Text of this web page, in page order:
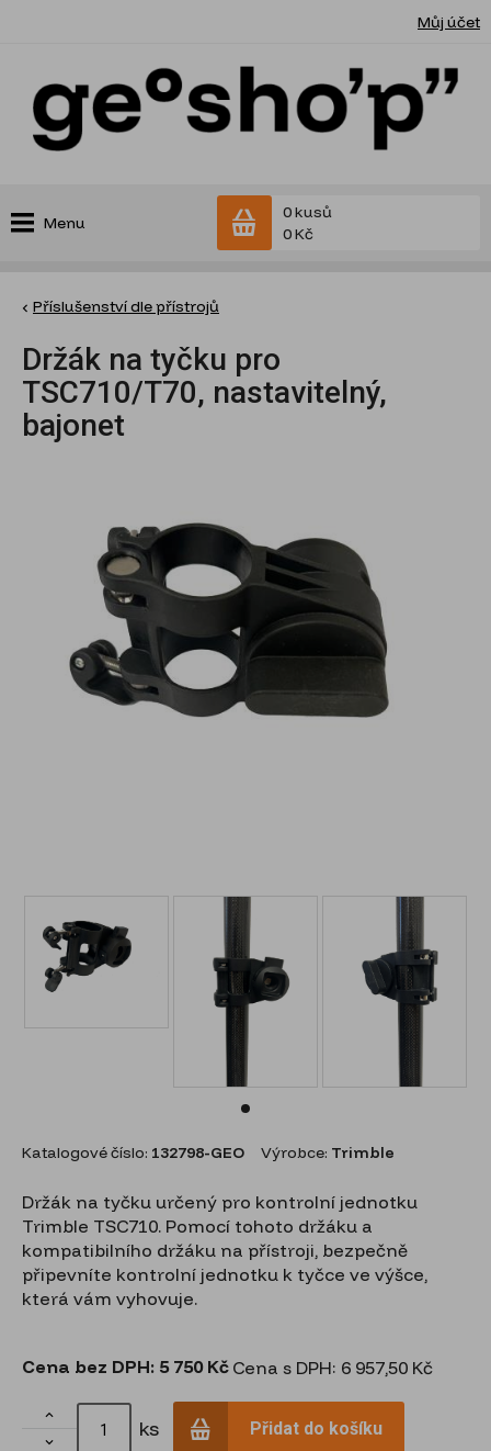
Můj účet
Menu
0 kusů
0 Kč
Příslušenství dle přístrojů
Držák na tyčku pro
TSC710/T70, nastavitelný,
bajonet
Katalogové číslo: 132798-GEO Výrobce: Trimble
Držák na tyčku určený pro kontrolní jednotku
Trimble TSC710. Pomocí tohoto držáku a
kompatibilního držáku na přístroji, bezpečně
připevníte kontrolní jednotku k tyčce ve výšce,
která vám vyhovuje.
Cena bez DPH: 5 750 Kč Cena s DPH: 6 957,50 Kč


ks Přidat do košíku